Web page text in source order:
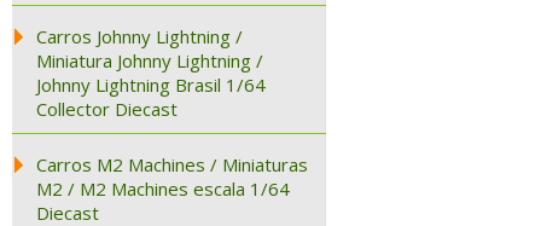
Carros Johnny Lightning /
Miniatura Johnny Lightning /
Johnny Lightning Brasil 1/64
Collector Diecast
Carros M2 Machines / Miniaturas
M2 / M2 Machines escala 1/64
Diecast